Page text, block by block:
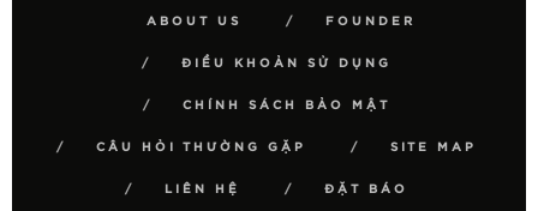
ABOUT US FOUNDER
ĐIỀU KHOẢN SỬ DỤNG
CHÍNH SÁCH BẢO MẬT
CÂU HỎI THƯỜNG GẶP SITE MAP
LIÊN HỆ ĐẶT BÁO